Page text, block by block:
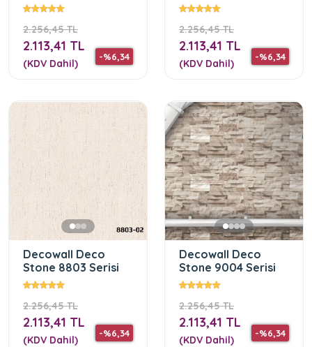
2.256,45 TL
-%6,34
2.113,41 TL
(KDV Dahil)
2.256,45 TL
-%6,34
2.113,41 TL
(KDV Dahil)
Decowall Deco
Stone 8803 Serisi
2.256,45 TL
-%6,34
2.113,41 TL
(KDV Dahil)
Decowall Deco
Stone 9004 Serisi
2.256,45 TL
-%6,34
2.113,41 TL
(KDV Dahil)